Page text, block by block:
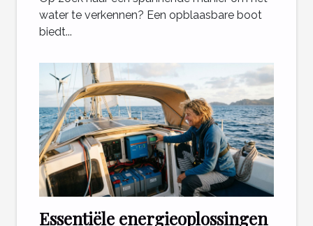
water te verkennen? Een opblaasbare boot
biedt...
Essentiële energieoplossingen